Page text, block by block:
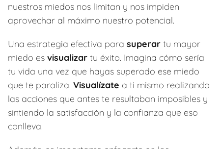
nuestros miedos nos limitan y nos impiden
aprovechar al máximo nuestro potencial.
Una estrategia efectiva para superar tu mayor
miedo es visualizar tu éxito. Imagina cómo sería
tu vida una vez que hayas superado ese miedo
que te paraliza. Visualízate a ti mismo realizando
las acciones que antes te resultaban imposibles y
sintiendo la satisfacción y la confianza que eso
conlleva.